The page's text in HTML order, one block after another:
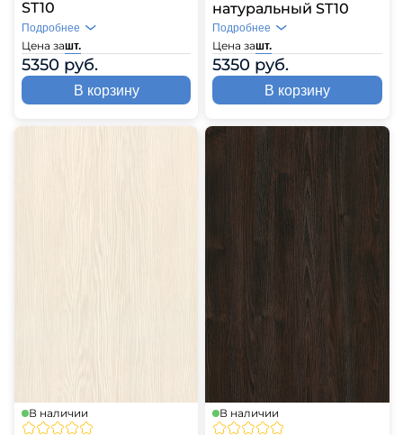
ST10
Цена зашт.
5350 руб.
Подробнее
В корзину
натуральный ST10
Цена зашт.
5350 руб.
Подробнее
В корзину
В наличии В наличии